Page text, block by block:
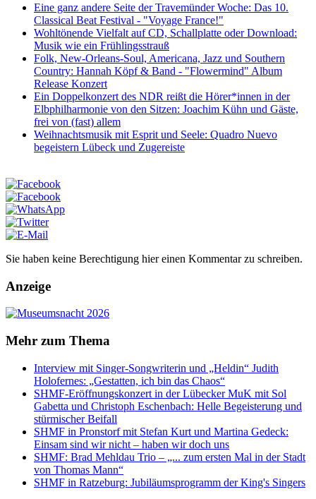
Eine ganz andere Seite der Travemünder Woche: Das 10.
Classical Beat Festival - "Voyage France!"
Wohltönende Vielfalt auf CD, Schallplatte oder Download:
Musik wie ein Frühlingsstrauß
Folk, New-Orleans-Soul, Americana, Jazz und Southern
Country: Hannah Köpf & Band - "Flowermind" Album
Release Konzert
Ein Doppelkonzert des NDR reißt die Hörer*innen in der
Elbphilharmonie von den Sitzen: Joachim Kühn und Gäste,
frei von (fast) allem
Weihnachtsmusik mit Esprit und Seele: Quadro Nuevo
begeistern Lübeck und Zugereiste
Sie haben keine Berechtigung hier einen Kommentar zu schreiben.
Anzeige
Mehr zum Thema
Interview mit Singer-Songwriterin und „Heldin“ Judith
Holofernes: „Gestatten, ich bin das Chaos“
SHMF-Eröffnungskonzert in der Lübecker MuK mit Sol
Gabetta und Christoph Eschenbach: Helle Begeisterung und
stürmischer Beifall
SHMF in Pronstorf mit Stefan Kurt und Martina Gedeck:
Einsam sind wir nicht – haben wir doch uns
SHMF: Brad Mehldau Trio – „... zum ersten Mal in der Stadt
von Thomas Mann“
SHMF in Ratzeburg: Jubiläumsprogramm der King's Singers